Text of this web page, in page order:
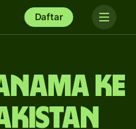
Daftar
ke